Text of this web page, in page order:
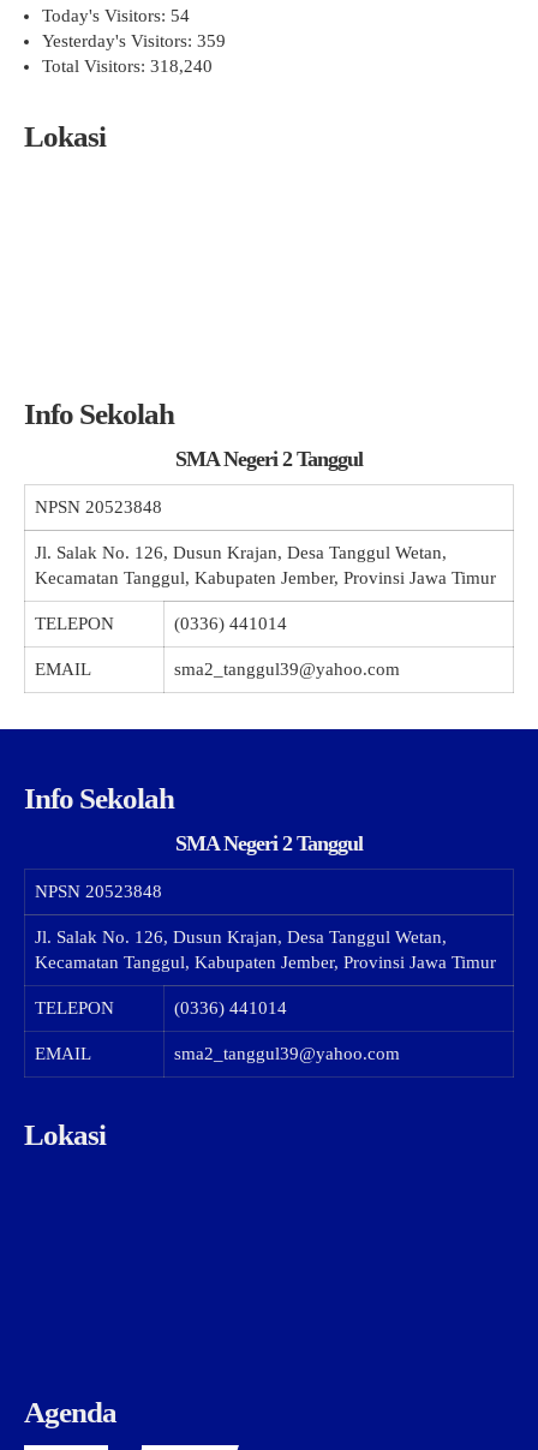
Today's Visitors: 54
Yesterday's Visitors: 359
Total Visitors: 318,240
Lokasi
Info Sekolah
SMA Negeri 2 Tanggul
NPSN 20523848
Jl. Salak No. 126, Dusun Krajan, Desa Tanggul Wetan,
Kecamatan Tanggul, Kabupaten Jember, Provinsi Jawa Timur
TELEPON (0336) 441014
EMAIL sma2_tanggul39@yahoo.com
Info Sekolah
SMA Negeri 2 Tanggul
NPSN 20523848
Jl. Salak No. 126, Dusun Krajan, Desa Tanggul Wetan,
Kecamatan Tanggul, Kabupaten Jember, Provinsi Jawa Timur
TELEPON (0336) 441014
EMAIL sma2_tanggul39@yahoo.com
Lokasi
Agenda